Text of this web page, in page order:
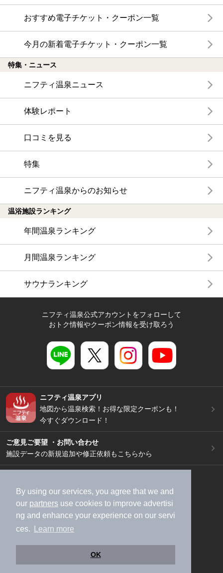
By using our services, you agree that we and
our partners use cookies to improve advertisi
ng and enhance your experience on our servi
ces.
Learn more
OK
おすすめ電子チケット・クーポン一覧
今月の新着電子チケット・クーポン一覧
特集・ニュース
ニフティ温泉ニュース
体験レポート
口コミを見る
特集
ニフティ温泉からのお知らせ
温浴施設ランキング
年間温泉ランキング
月間温泉ランキング
サウナランキング
ニフティ温泉公式アカウントをフォローして
おトク情報やクーポン情報を受け取ろう
ニフティ温泉アプリ
地図から温泉検索！お得な限定クーポンも！
今すぐダウンロード！
ご意見ご要望 ・お問い合わせ
施設データの新規追加や修正依頼もこちらから
加盟店募集（資料請求）
広告出稿のご案内
利用規約
ライフスタイルMEMBERS+規約
特定商取引法に基づく表記
ヘルプ
採用情報
運営会社